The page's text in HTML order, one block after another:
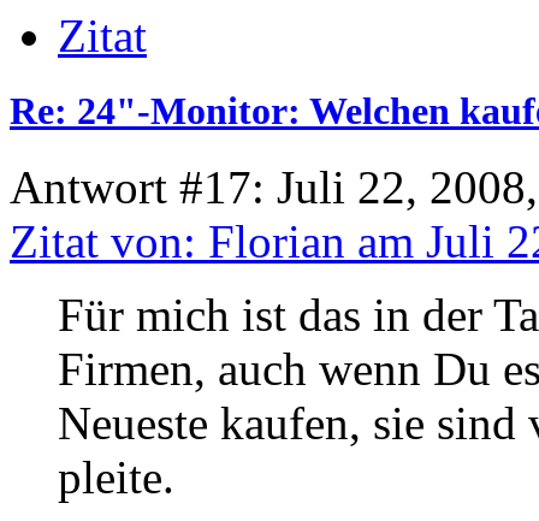
Zitat
Re: 24"-Monitor: Welchen
Antwort #17: Juli 22,
Zitat von: Florian am Juli
Für mich ist das in der
Firmen, auch wenn Du
Neueste kaufen, sie
pleite.